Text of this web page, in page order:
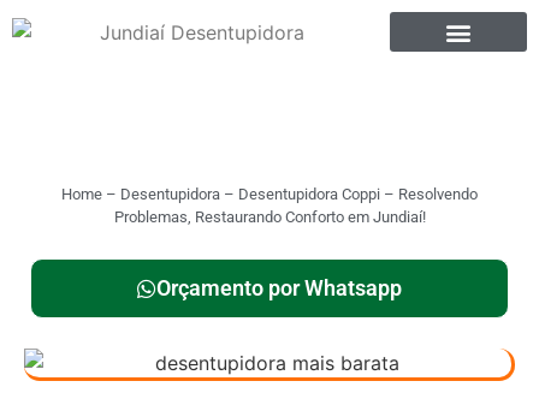
Home – Desentupidora – Desentupidora Coppi – Resolvendo
Problemas, Restaurando Conforto em Jundiaí!
Orçamento por Whatsapp